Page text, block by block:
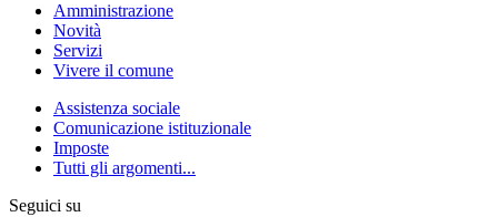
Amministrazione
Novità
Servizi
Vivere il comune
Assistenza sociale
Comunicazione istituzionale
Imposte
Tutti gli argomenti...
Seguici su